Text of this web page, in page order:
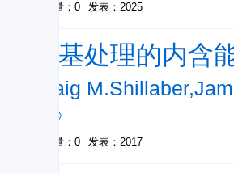
被引量：0
发表：2025
地基处理的内
Craig
理》
被引量：0 发表：2017